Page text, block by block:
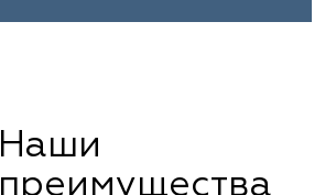
Наши
преимущества